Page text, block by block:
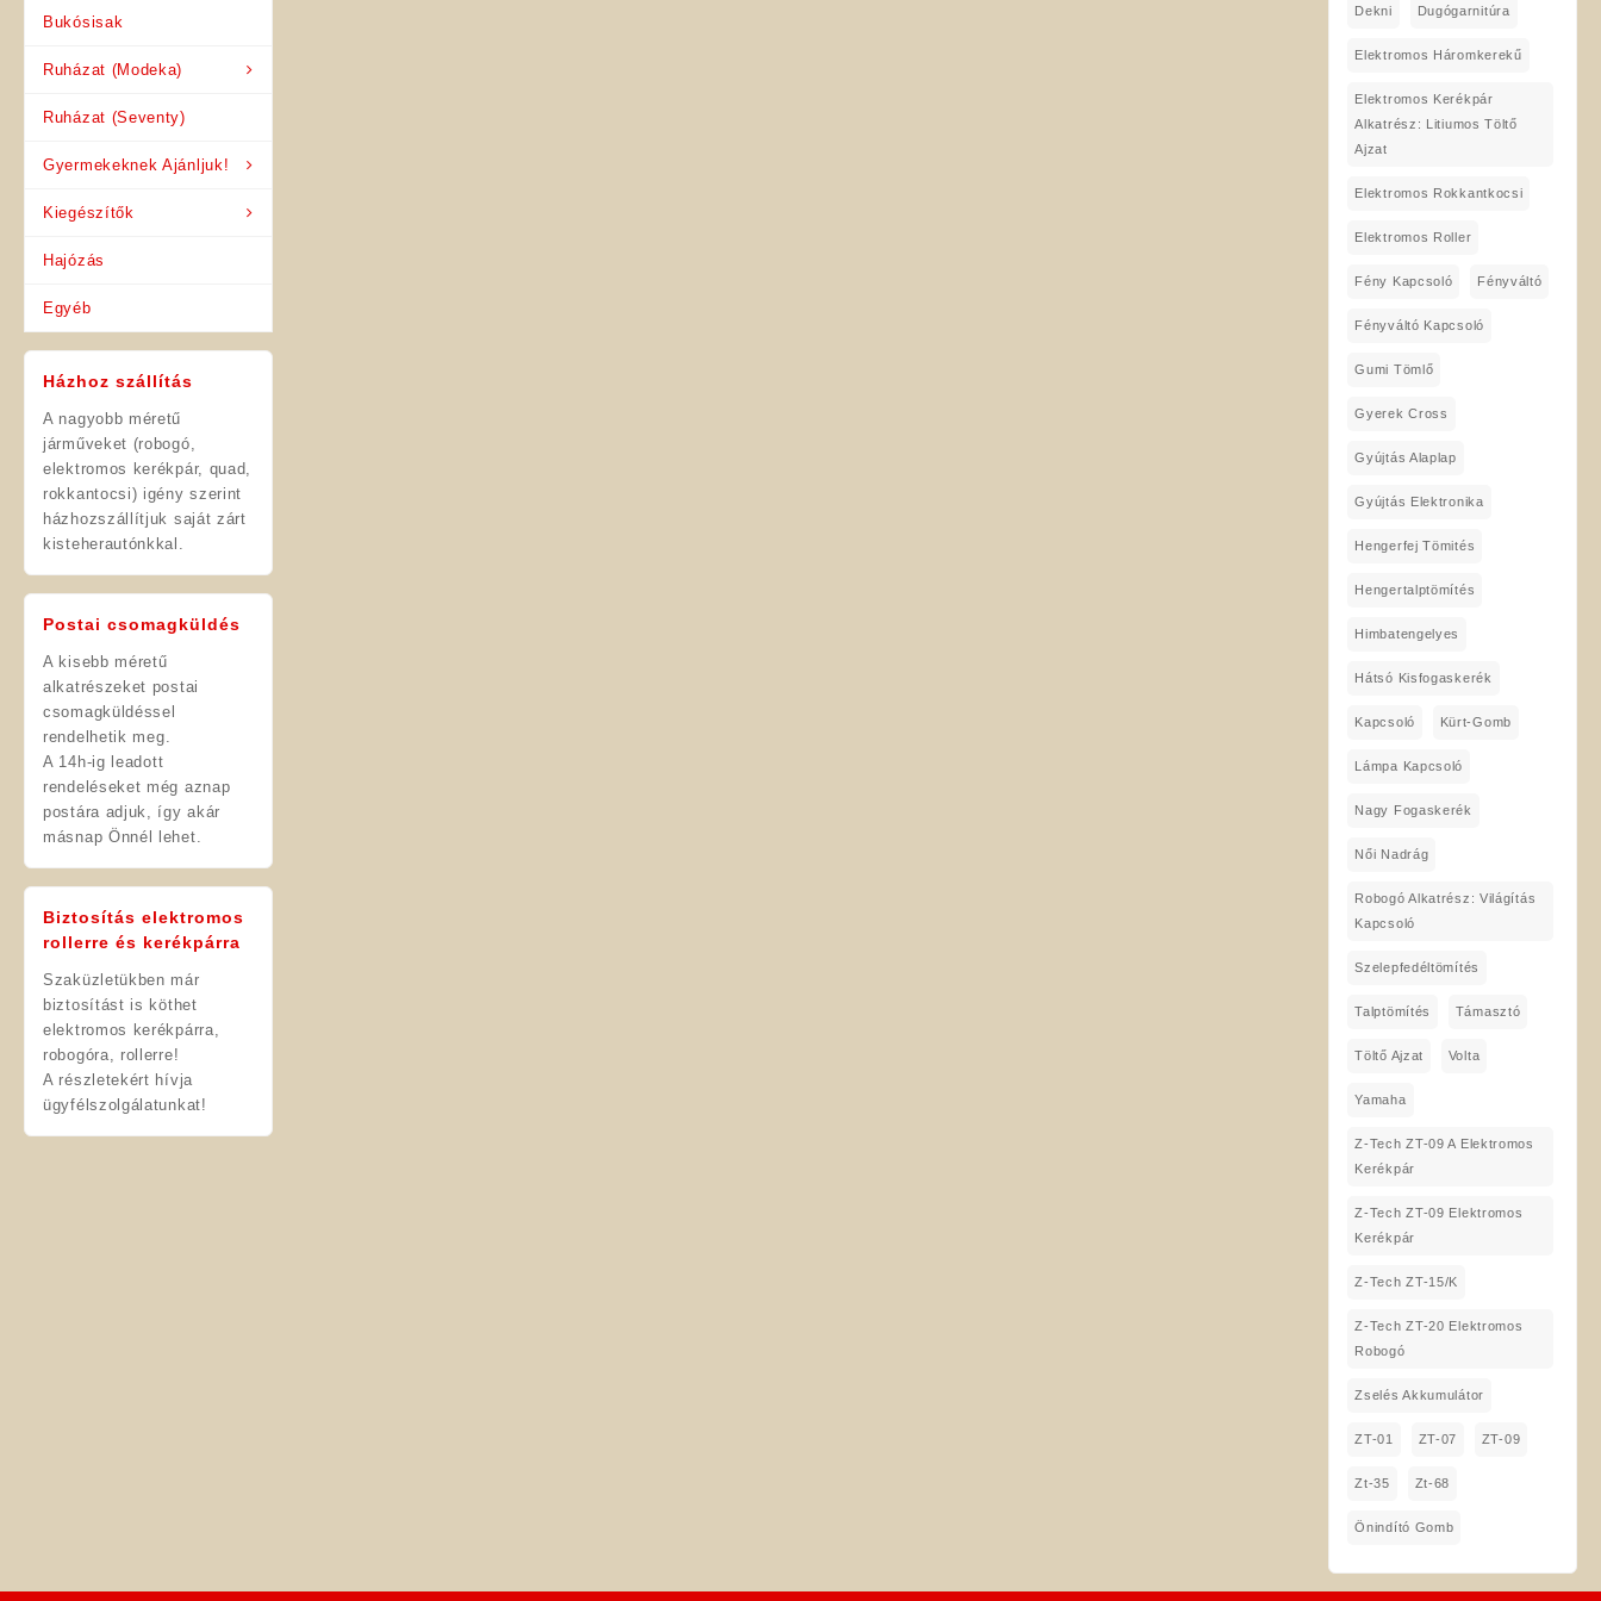
Bukósisak
Ruházat (Modeka)
Ruházat (Seventy)
Gyermekeknek Ajánljuk!
Kiegészítők
Hajózás
Egyéb
Házhoz szállítás
A nagyobb méretű
járműveket (robogó,
elektromos kerékpár, quad,
rokkantocsi) igény szerint
házhozszállítjuk saját zárt
kisteherautónkkal.
Postai csomagküldés
A kisebb méretű
alkatrészeket postai
csomagküldéssel
rendelhetik meg.
A 14h-ig leadott
rendeléseket még aznap
postára adjuk, így akár
másnap Önnél lehet.
Biztosítás elektromos
rollerre és kerékpárra
Szaküzletükben már
biztosítást is köthet
elektromos kerékpárra,
robogóra, rollerre!
A részletekért hívja
ügyfélszolgálatunkat!
Dekni Dugógarnitúra
Elektromos Háromkerekű
Elektromos Kerékpár
Alkatrész: Litiumos Töltő
Ajzat
Elektromos Rokkantkocsi
Elektromos Roller
Fény Kapcsoló Fényváltó
Fényváltó Kapcsoló
Gumi Tömlő
Gyerek Cross
Gyújtás Alaplap
Gyújtás Elektronika
Hengerfej Tömités
Hengertalptömítés
Himbatengelyes
Hátsó Kisfogaskerék
Kapcsoló Kürt-Gomb
Lámpa Kapcsoló
Nagy Fogaskerék
Női Nadrág
Robogó Alkatrész: Világítás
Kapcsoló
Szelepfedéltömítés
Talptömítés Támasztó
Töltő Ajzat Volta
Yamaha
Z-Tech ZT-09 A Elektromos
Kerékpár
Z-Tech ZT-09 Elektromos
Kerékpár
Z-Tech ZT-15/K
Z-Tech ZT-20 Elektromos
Robogó
Zselés Akkumulátor
ZT-01 ZT-07 ZT-09
Zt-35 Zt-68
Önindító Gomb